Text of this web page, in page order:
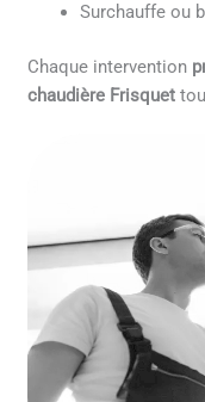
Surchauffe ou
Chaque intervention
chaudière Frisquet